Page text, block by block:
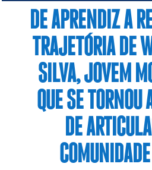
DE APRENDIZ A
TRAJETÓRIA DE
SILVA, JOVEM
QUE SE
DE